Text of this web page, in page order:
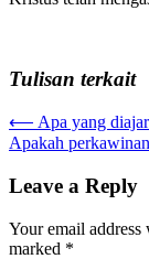
Tulisan terkait
Post
navigation
⟵ Apa yang
Apakah
Leave a Reply
Your email
marked *